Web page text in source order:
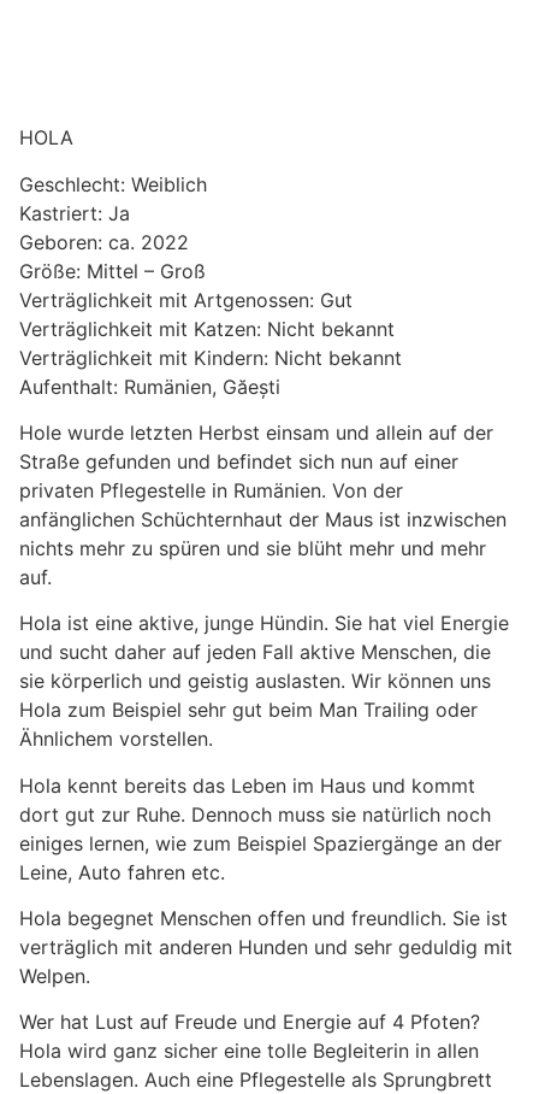
HOLA
Geschlecht: Weiblich
Kastriert: Ja
Geboren: ca. 2022
Größe: Mittel – Groß
Verträglichkeit mit Artgenossen: Gut
Verträglichkeit mit Katzen: Nicht bekannt
Verträglichkeit mit Kindern: Nicht bekannt
Aufenthalt: Rumänien, Găești
Hole wurde letzten Herbst einsam und allein auf der
Straße gefunden und befindet sich nun auf einer
privaten Pflegestelle in Rumänien. Von der
anfänglichen Schüchternhaut der Maus ist inzwischen
nichts mehr zu spüren und sie blüht mehr und mehr
auf.
Hola ist eine aktive, junge Hündin. Sie hat viel Energie
und sucht daher auf jeden Fall aktive Menschen, die
sie körperlich und geistig auslasten. Wir können uns
Hola zum Beispiel sehr gut beim Man Trailing oder
Ähnlichem vorstellen.
Hola kennt bereits das Leben im Haus und kommt
dort gut zur Ruhe. Dennoch muss sie natürlich noch
einiges lernen, wie zum Beispiel Spaziergänge an der
Leine, Auto fahren etc.
Hola begegnet Menschen offen und freundlich. Sie ist
verträglich mit anderen Hunden und sehr geduldig mit
Welpen.
Wer hat Lust auf Freude und Energie auf 4 Pfoten?
Hola wird ganz sicher eine tolle Begleiterin in allen
Lebenslagen. Auch eine Pflegestelle als Sprungbrett